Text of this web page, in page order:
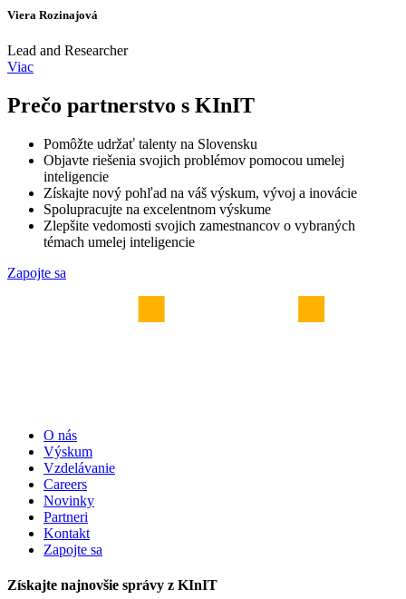
Viera Rozinajová
Lead and Researcher
Viac
Prečo partnerstvo s KInIT
Pomôžte udržať talenty na Slovensku
Objavte riešenia svojich problémov pomocou umelej
inteligencie
Získajte nový pohľad na váš výskum, vývoj a inovácie
Spolupracujte na excelentnom výskume
Zlepšite vedomosti svojich zamestnancov o vybraných
témach umelej inteligencie
Zapojte sa
O nás
Výskum
Vzdelávanie
Careers
Novinky
Partneri
Kontakt
Zapojte sa
Získajte najnovšie správy z KInIT